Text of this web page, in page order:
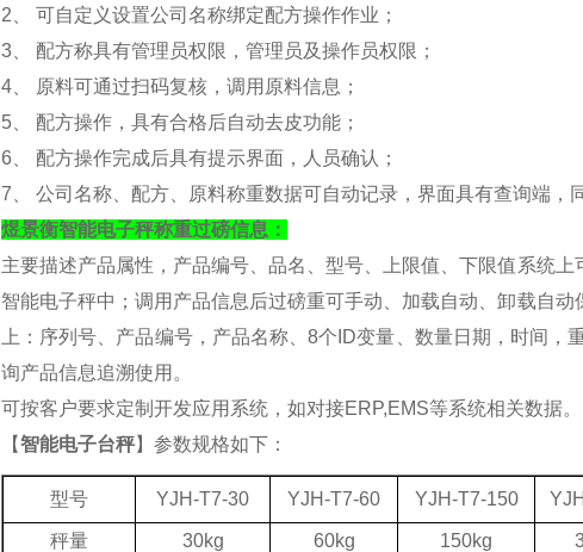
2、 可自定义设置公司名称绑定配方操作作业；
3、 配方称具有管理员权限，管理员及操作员权限；
4、 原料可通过扫码复核，调用原料信息；
5、 配方操作，具有合格后自动去皮功能；
6、 配方操作完成后具有提示界面，人员确认；
7、 公司名称、配方、原料称重数据可自动记录，界面具有查询端，
煜景衡智能电子秤称重过磅信息：
主要描述产品属性，产品编号、品名、型号、上限值、下限值系统
智能电子秤中；调用产品信息后过磅重可手动、加载自动、卸载自
上：序列号、产品编号，产品名称、8个ID变量、数量日期，时间
询产品信息追溯使用。
可按客户要求定制开发应用系统，如对接ERP,EMS等系统相关数据。
【智能电子台秤】参数规格如下：
型号 YJH-T7-30 YJH-T7-60 YJH-T7-150
秤量 30kg 60kg 150kg